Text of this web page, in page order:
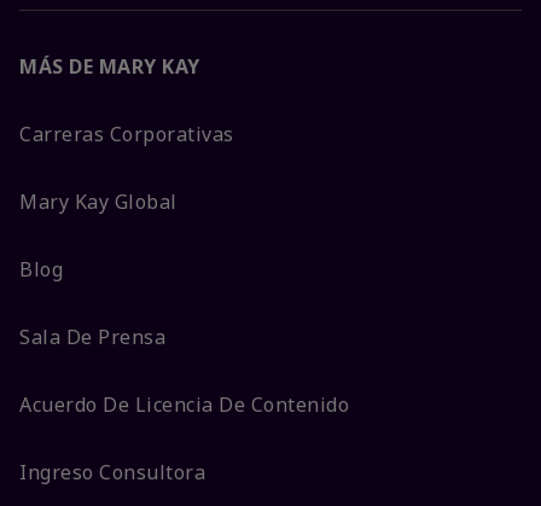
MÁS DE MARY KAY
Carreras Corporativas
Mary Kay Global
Blog
Sala De Prensa
Acuerdo De Licencia De Contenido
Ingreso Consultora